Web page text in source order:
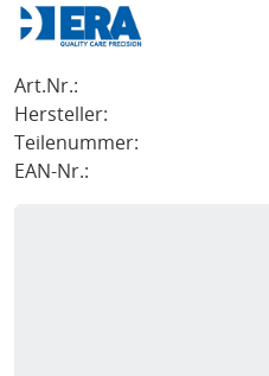
Art.Nr.:
Hersteller:
Teilenummer:
EAN-Nr.: